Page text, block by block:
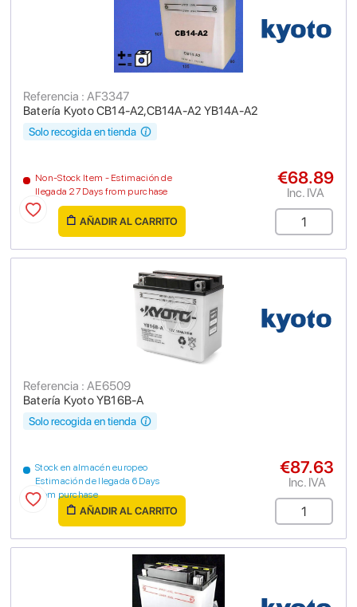
Batería Kyoto CB14-A2,CB14A-A2 YB14A-A2
Referencia : AF3347
Non-Stock Item - Estimación de
llegada 27 Days from purchase
Solo recogida en tienda
€68.89
Inc. IVA
AÑADIR AL CARRITO
Batería Kyoto YB16B-A
Referencia : AE6509
Stock en almacén europeo
Estimación de llegada 6 Days
from purchase
Solo recogida en tienda
€87.63
Inc. IVA
AÑADIR AL CARRITO